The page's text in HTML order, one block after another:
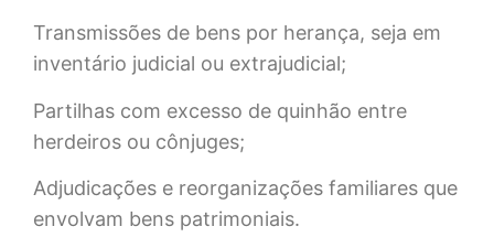
Transmissões de bens por herança, seja em
inventário judicial ou extrajudicial;
Partilhas com excesso de quinhão entre
herdeiros ou cônjuges;
Adjudicações e reorganizações familiares que
envolvam bens patrimoniais.